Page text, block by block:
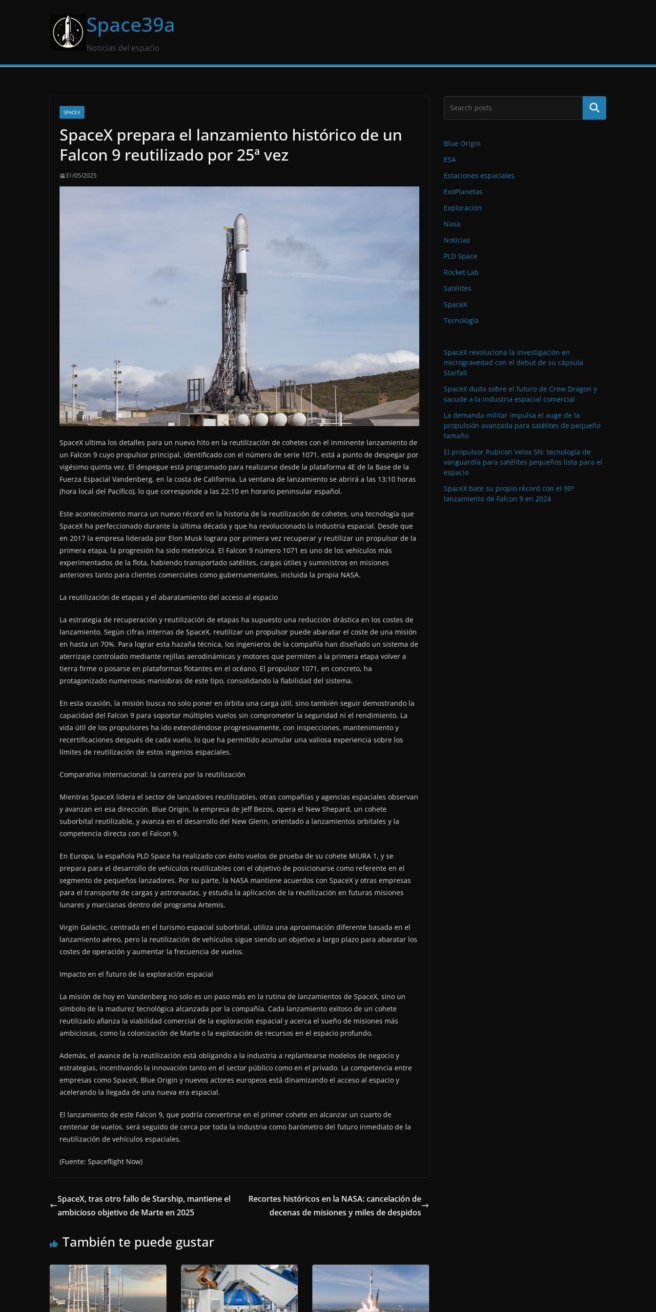
Space39a
Noticias del espacio
SPACEX
SpaceX prepara el lanzamiento histórico de un
Falcon 9 reutilizado por 25ª vez
31/05/2025
SpaceX ultima los detalles para un nuevo hito en la reutilización de cohetes con el inminente lanzamiento de
un Falcon 9 cuyo propulsor principal, identificado con el número de serie 1071, está a punto de despegar por
vigésimo quinta vez. El despegue está programado para realizarse desde la plataforma 4E de la Base de la
Fuerza Espacial Vandenberg, en la costa de California. La ventana de lanzamiento se abrirá a las 13:10 horas
(hora local del Pacífico), lo que corresponde a las 22:10 en horario peninsular español.
Este acontecimiento marca un nuevo récord en la historia de la reutilización de cohetes, una tecnología que
SpaceX ha perfeccionado durante la última década y que ha revolucionado la industria espacial. Desde que
en 2017 la empresa liderada por Elon Musk lograra por primera vez recuperar y reutilizar un propulsor de la
primera etapa, la progresión ha sido meteórica. El Falcon 9 número 1071 es uno de los vehículos más
experimentados de la flota, habiendo transportado satélites, cargas útiles y suministros en misiones
anteriores tanto para clientes comerciales como gubernamentales, incluida la propia NASA.
La reutilización de etapas y el abaratamiento del acceso al espacio
La estrategia de recuperación y reutilización de etapas ha supuesto una reducción drástica en los costes de
lanzamiento. Según cifras internas de SpaceX, reutilizar un propulsor puede abaratar el coste de una misión
en hasta un 70%. Para lograr esta hazaña técnica, los ingenieros de la compañía han diseñado un sistema de
aterrizaje controlado mediante rejillas aerodinámicas y motores que permiten a la primera etapa volver a
tierra firme o posarse en plataformas flotantes en el océano. El propulsor 1071, en concreto, ha
protagonizado numerosas maniobras de este tipo, consolidando la fiabilidad del sistema.
En esta ocasión, la misión busca no solo poner en órbita una carga útil, sino también seguir demostrando la
capacidad del Falcon 9 para soportar múltiples vuelos sin comprometer la seguridad ni el rendimiento. La
vida útil de los propulsores ha ido extendiéndose progresivamente, con inspecciones, mantenimiento y
recertificaciones después de cada vuelo, lo que ha permitido acumular una valiosa experiencia sobre los
límites de reutilización de estos ingenios espaciales.
Comparativa internacional: la carrera por la reutilización
Mientras SpaceX lidera el sector de lanzadores reutilizables, otras compañías y agencias espaciales observan
y avanzan en esa dirección. Blue Origin, la empresa de Jeff Bezos, opera el New Shepard, un cohete
suborbital reutilizable, y avanza en el desarrollo del New Glenn, orientado a lanzamientos orbitales y la
competencia directa con el Falcon 9.
En Europa, la española PLD Space ha realizado con éxito vuelos de prueba de su cohete MIURA 1, y se
prepara para el desarrollo de vehículos reutilizables con el objetivo de posicionarse como referente en el
segmento de pequeños lanzadores. Por su parte, la NASA mantiene acuerdos con SpaceX y otras empresas
para el transporte de cargas y astronautas, y estudia la aplicación de la reutilización en futuras misiones
lunares y marcianas dentro del programa Artemis.
Virgin Galactic, centrada en el turismo espacial suborbital, utiliza una aproximación diferente basada en el
lanzamiento aéreo, pero la reutilización de vehículos sigue siendo un objetivo a largo plazo para abaratar los
costes de operación y aumentar la frecuencia de vuelos.
Impacto en el futuro de la exploración espacial
La misión de hoy en Vandenberg no solo es un paso más en la rutina de lanzamientos de SpaceX, sino un
símbolo de la madurez tecnológica alcanzada por la compañía. Cada lanzamiento exitoso de un cohete
reutilizado afianza la viabilidad comercial de la exploración espacial y acerca el sueño de misiones más
ambiciosas, como la colonización de Marte o la explotación de recursos en el espacio profundo.
Además, el avance de la reutilización está obligando a la industria a replantearse modelos de negocio y
estrategias, incentivando la innovación tanto en el sector público como en el privado. La competencia entre
empresas como SpaceX, Blue Origin y nuevos actores europeos está dinamizando el acceso al espacio y
acelerando la llegada de una nueva era espacial.
El lanzamiento de este Falcon 9, que podría convertirse en el primer cohete en alcanzar un cuarto de
centenar de vuelos, será seguido de cerca por toda la industria como barómetro del futuro inmediato de la
reutilización de vehículos espaciales.
(Fuente: Spaceflight Now)
SpaceX, tras otro fallo de Starship, mantiene el
ambicioso objetivo de Marte en 2025
Recortes históricos en la NASA: cancelación de
decenas de misiones y miles de despidos
También te puede gustar
Buscar
Blue Origin
ESA
Estaciones espaciales
ExoPlanetas
Exploración
Nasa
Noticias
PLD Space
Rocket Lab
Satélites
SpaceX
Tecnología
SpaceX revoluciona la investigación en
microgravedad con el debut de su cápsula
Starfall
SpaceX duda sobre el futuro de Crew Dragon y
sacude a la industria espacial comercial
La demanda militar impulsa el auge de la
propulsión avanzada para satélites de pequeño
tamaño
El propulsor Rubicon Velox 5N: tecnología de
vanguardia para satélites pequeños lista para el
espacio
SpaceX bate su propio récord con el 90º
lanzamiento de Falcon 9 en 2024